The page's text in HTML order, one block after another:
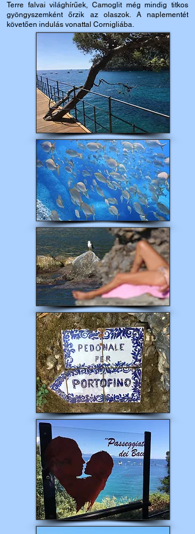
Terre falvai világhírűek, Camoglit még mindig titkos
gyöngyszemként őrzik az olaszok. A naplementét
követően indulás vonattal Cornigliába.